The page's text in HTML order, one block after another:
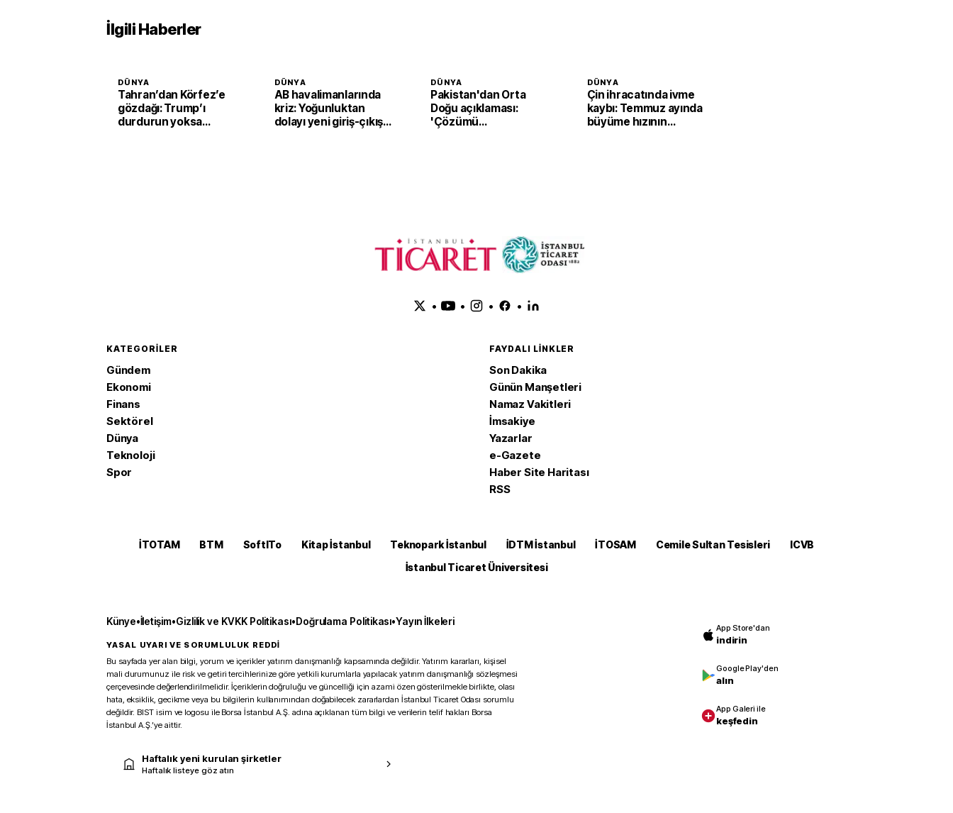
İlgili Haberler
DÜNYA
Tahran’dan Körfez’e
gözdağı: Trump’ı
durdurun yoksa
DÜNYA
AB havalimanlarında
kriz: Yoğunluktan
dolayı yeni giriş-çıkış
DÜNYA
Pakistan'dan Orta
Doğu açıklaması:
'Çözümü
DÜNYA
Çin ihracatında ivme
kaybı: Temmuz ayında
büyüme hızının
• • • •
KATEGORILER
Gündem
Ekonomi
Finans
Sektörel
Dünya
Teknoloji
Spor
FAYDALI LINKLER
Son Dakika
Günün Manşetleri
Namaz Vakitleri
İmsakiye
Yazarlar
e-Gazete
Haber Site Haritası
RSS
İTOTAM BTM SoftITo Kitap İstanbul Teknopark İstanbul İDTM İstanbul İTOSAM Cemile Sultan Tesisleri
ICVB
İstanbul Ticaret Üniversitesi
Künye•İletişim•Gizlilik ve KVKK Politikası•Doğrulama Politikası•Yayın İlkeleri
YASAL UYARI VE SORUMLULUK REDDİ
Bu sayfada yer alan bilgi, yorum ve içerikler yatırım danışmanlığı kapsamında değildir. Yatırım kararları, kişisel
mali durumunuz ile risk ve getiri tercihlerinize göre yetkili kurumlarla yapılacak yatırım danışmanlığı sözleşmesi
çerçevesinde değerlendirilmelidir. İçeriklerin doğruluğu ve güncelliği için azami özen gösterilmekle birlikte, olası
hata, eksiklik, gecikme veya bu bilgilerin kullanımından doğabilecek zararlardan İstanbul Ticaret Odası sorumlu
değildir. BIST isim ve logosu ile Borsa İstanbul A.Ş. adına açıklanan tüm bilgi ve verilerin telif hakları Borsa
İstanbul A.Ş.’ye aittir.
Haftalık yeni kurulan şirketler
Haftalık listeye göz atın
App Store'dan
indirin
Google Play'den
alın
App Galeri ile
keşfedin